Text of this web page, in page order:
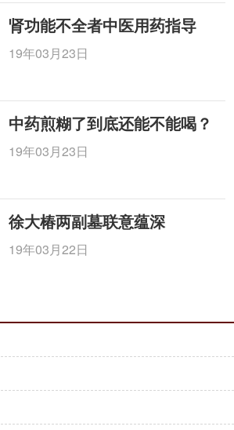
肾功能不全者中医用药指导
19年03月23日
中药煎糊了到底还能不能喝？
19年03月23日
徐大椿两副墓联意蕴深
19年03月22日